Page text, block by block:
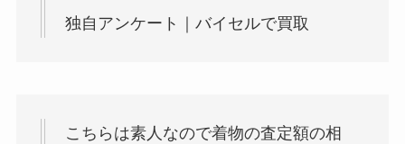
独自アンケート｜バイセルで買取
こちらは素人なので着物の査定額の相